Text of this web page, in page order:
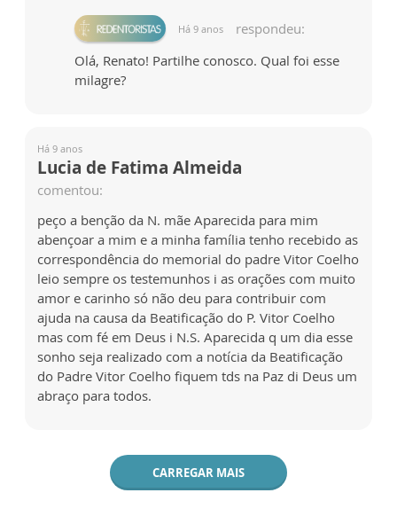
Há 9 anos
respondeu:
Olá, Renato! Partilhe conosco. Qual foi esse
milagre?
Há 9 anos
Lucia de Fatima Almeida
comentou:
peço a benção da N. mãe Aparecida para mim
abençoar a mim e a minha família tenho recebido as
correspondência do memorial do padre Vitor Coelho
leio sempre os testemunhos i as orações com muito
amor e carinho só não deu para contribuir com
ajuda na causa da Beatificação do P. Vitor Coelho
mas com fé em Deus i N.S. Aparecida q um dia esse
sonho seja realizado com a notícia da Beatificação
do Padre Vitor Coelho fiquem tds na Paz di Deus um
abraço para todos.
CARREGAR MAIS